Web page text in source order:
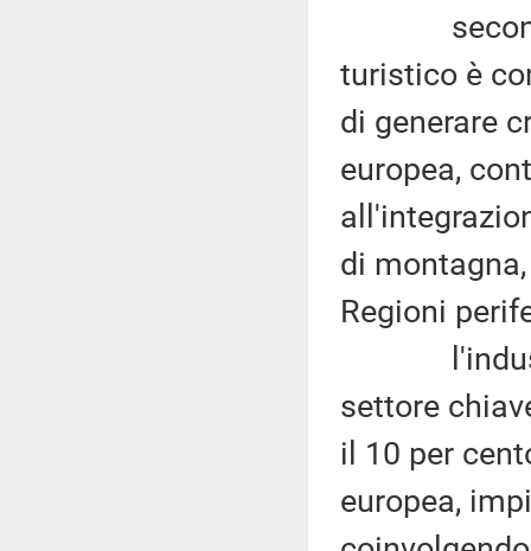
secondo
turistico è
di generare
europea,
di
Regioni
l'industria
settore
il 10 per
europea,